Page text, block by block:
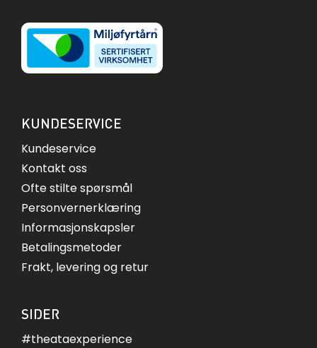
KUNDESERVICE
Kundeservice
Kontakt oss
Ofte stilte spørsmål
Personvernerklæring
Informasjonskapsler
Betalingsmetoder
Frakt, levering og retur
SIDER
#theataexperience